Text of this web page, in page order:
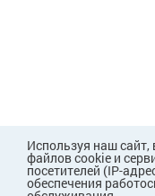
Используя наш
файлов cookie и
посетителей (IP-
обеспечения